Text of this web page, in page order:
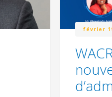
février